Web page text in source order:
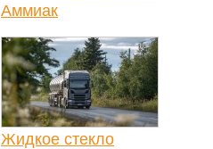
Аммиак
Жидкое стекло